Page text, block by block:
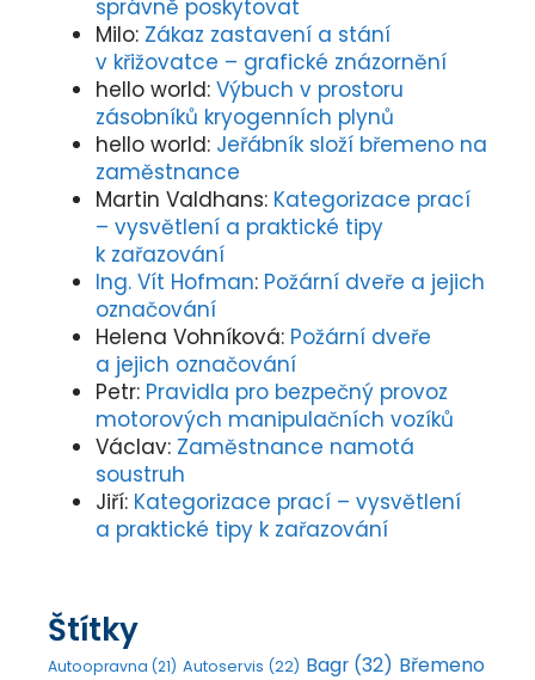
správně poskytovat
Milo: Zákaz zastavení a stání
v křižovatce – grafické znázornění
hello world: Výbuch v prostoru
zásobníků kryogenních plynů
hello world: Jeřábník složí břemeno na
zaměstnance
Martin Valdhans: Kategorizace prací
– vysvětlení a praktické tipy
k zařazování
Ing. Vít Hofman: Požární dveře a jejich
označování
Helena Vohníková: Požární dveře
a jejich označování
Petr: Pravidla pro bezpečný provoz
motorových manipulačních vozíků
Václav: Zaměstnance namotá
soustruh
Jiří: Kategorizace prací – vysvětlení
a praktické tipy k zařazování
Štítky
Autoopravna (21) Autoservis (22) Bagr (32) Břemeno